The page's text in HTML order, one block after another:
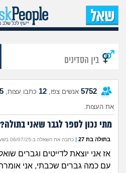
בין הסדינים
5752 אנשים צפו, 12 כתבו עצות,
את העצות.
מתי נכון לספר לגבר שאני בתולה?
בתולה בת 27 | כתבה את השאלה ב-06/07/25 בשעה 11:53
אז אני יוצאת לדייטים וגברים
עם כמה גברים שכבתי, אני